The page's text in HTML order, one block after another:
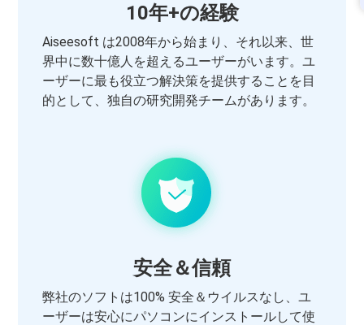
10年+の経験
Aiseesoft は2008年から始まり、それ以来、世
界中に数十億人を超えるユーザーがいます。ユ
ーザーに最も役立つ解決策を提供することを目
的として、独自の研究開発チームがあります。
安全＆信頼
弊社のソフトは100% 安全＆ウイルスなし、ユ
ーザーは安心にパソコンにインストールして使